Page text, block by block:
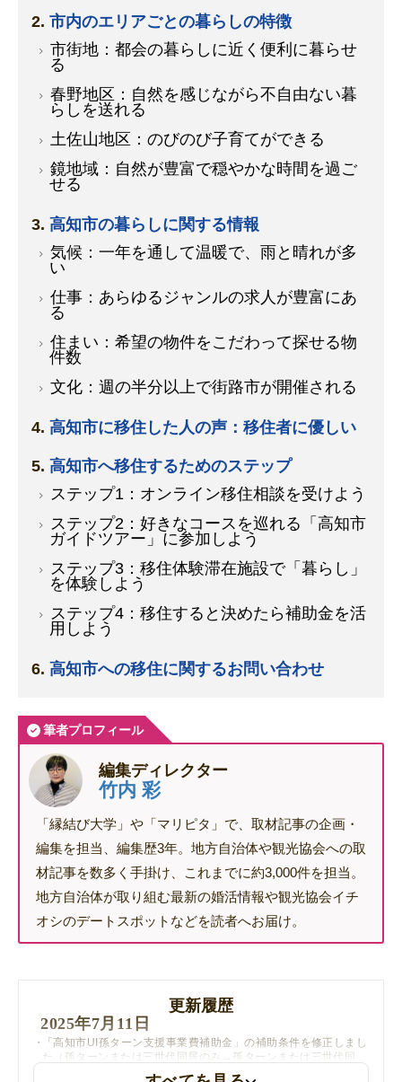
市内のエリアごとの暮らしの特徴
市街地：都会の暮らしに近く便利に暮らせ
る
春野地区：自然を感じながら不自由ない暮
らしを送れる
土佐山地区：のびのび子育てができる
鏡地域：自然が豊富で穏やかな時間を過ご
せる
高知市の暮らしに関する情報
気候：一年を通して温暖で、雨と晴れが多
い
仕事：あらゆるジャンルの求人が豊富にあ
る
住まい：希望の物件をこだわって探せる物
件数
文化：週の半分以上で街路市が開催される
高知市に移住した人の声：移住者に優しい
高知市へ移住するためのステップ
ステップ1：オンライン移住相談を受けよう
ステップ2：好きなコースを巡れる「高知市
ガイドツアー」に参加しよう
ステップ3：移住体験滞在施設で「暮らし」
を体験しよう
ステップ4：移住すると決めたら補助金を活
用しよう
高知市への移住に関するお問い合わせ
筆者プロフィール
編集ディレクター
竹内 彩
「縁結び大学」や「マリピタ」で、取材記事の企画・
編集を担当、編集歴3年。地方自治体や観光協会への取
材記事を数多く手掛け、これまでに約3,000件を担当。
地方自治体が取り組む最新の婚活情報や観光協会イチ
オシのデートスポットなどを読者へお届け。
更新履歴
2025年7月11日
「高知市UI孫ターン支援事業費補助金」の補助条件を修正しまし
た（孫ターンまたは三世代同居のみ→孫ターンまたは三世代同
居、若者加算に該当し、要件を満たす場合）